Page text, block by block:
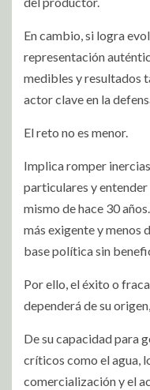
En cambio, si logra
representación
medibles y resultados
actor clave en la
El reto no es menor.
Implica romper
particulares y
mismo de hace 30
más exigente y menos
base política sin
Por ello, el éxito o
dependerá de su
De su capacidad para
críticos como el agua,
comercialización y el